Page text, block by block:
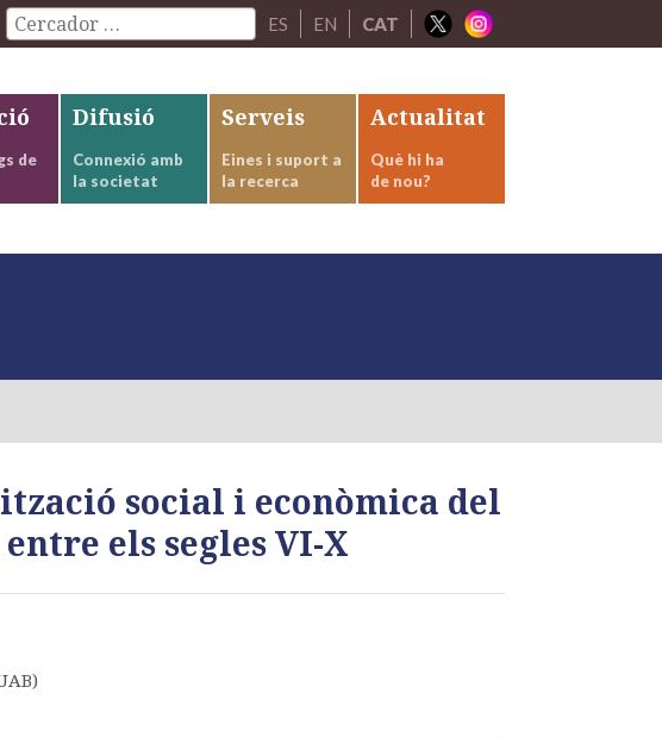
ES EN CAT
de
Difusió
Connexió amb
la societat
Serveis
Eines i suport a
la recerca
Actualitat
Què hi ha
de nou?
social i econòmica del
els segles VI-X